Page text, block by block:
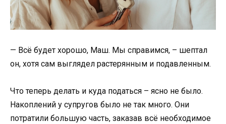
— Всё будет хорошо, Маш. Мы справимся, – шептал
он, хотя сам выглядел растерянным и подавленным.
Что теперь делать и куда податься – ясно не было.
Накоплений у супругов было не так много. Они
потратили большую часть, заказав всё необходимое